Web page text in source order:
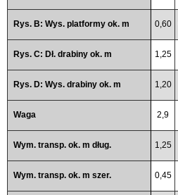
Rys. B: Wys. platformy ok. m 0,60
Rys. C: Dł. drabiny ok. m 1,25
Rys. D: Wys. drabiny ok. m 1,20
Waga 2,9
Wym. transp. ok. m dług. 1,25
Wym. transp. ok. m szer. 0,45